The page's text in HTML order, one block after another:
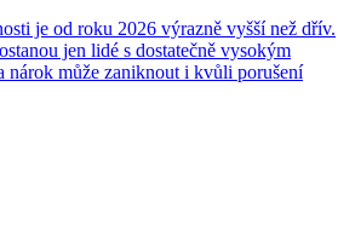
je od roku 2026 výrazně vyšší než dřív.
jen lidé s dostatečně vysokým
nárok může zaniknout i kvůli porušení